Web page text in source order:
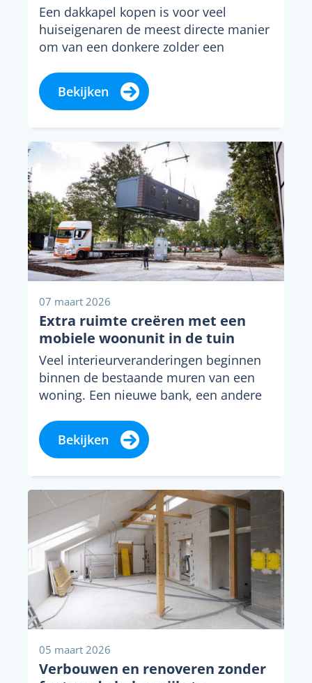
Een dakkapel kopen is voor veel
huiseigenaren de meest directe manier
om van een donkere zolder een
Bekijken
07 maart 2026
Extra ruimte creëren met een
mobiele woonunit in de tuin
Veel interieurveranderingen beginnen
binnen de bestaande muren van een
woning. Een nieuwe bank, een andere
Bekijken
05 maart 2026
Verbouwen en renoveren zonder